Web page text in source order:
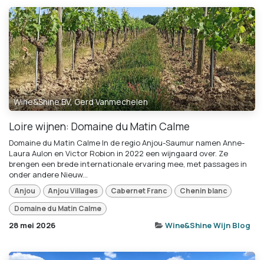
Wine&Shine BV, Gerd Vanmechelen
Loire wijnen: Domaine du Matin Calme
Domaine du Matin Calme In de regio Anjou-Saumur namen Anne-
Laura Aulon en Victor Robion in 2022 een wijngaard over. Ze
brengen een brede internationale ervaring mee, met passages in
onder andere Nieuw...
Anjou Anjou Villages Cabernet Franc
Chenin blanc
Domaine du Matin Calme
28 mei 2026 Wine&Shine Wijn Blog